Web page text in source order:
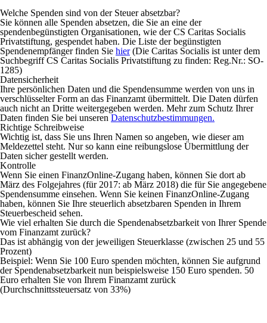
Welche Spenden sind von der Steuer absetzbar?
Sie können alle Spenden absetzen, die Sie an eine der
spendenbegünstigten Organisationen, wie der CS Caritas Socialis
Privatstiftung, gespendet haben. Die Liste der begünstigten
Spendenempfänger finden Sie hier(Die Caritas Socialis ist unter dem
SuchbegriffCS Caritas Socialis Privatstiftung zu finden: Reg.Nr.: SO-
1285)
Datensicherheit
Ihre persönlichen Daten und die Spendensumme werden von uns in
verschlüsselter Form an das Finanzamt übermittelt. Die Daten dürfen
auch nicht an Dritte weitergegeben werden. Mehr zum Schutz Ihrer
Daten finden Sie bei unseren Datenschutzbestimmungen.
Richtige Schreibweise
Wichtig ist, dass Sie uns Ihren Namen so angeben, wie dieser am
Meldezettel steht. Nur so kann eine reibungslose Übermittlung der
Daten sicher gestellt werden.
Kontrolle
Wenn Sie einen FinanzOnline-Zugang haben, können Sie dort ab
März des Folgejahres (für 2017: ab März 2018) die für Sie angegebene
Spendensumme einsehen. Wenn Sie keinen FinanzOnline-Zugang
haben, können Sie Ihre steuerlich absetzbaren Spenden in Ihrem
Steuerbescheid sehen.
Wie viel erhalten Sie durch die Spendenabsetzbarkeit von Ihrer Spende
vom Finanzamt zurück?
Das ist abhängig von der jeweiligen Steuerklasse (zwischen 25 und 55
Prozent)
Beispiel: Wenn Sie 100 Euro spenden möchten, können Sie aufgrund
der Spendenabsetzbarkeit nun beispielsweise 150 Euro spenden. 50
Euro erhalten Sie von Ihrem Finanzamt zurück
(Durchschnittssteuersatz von 33%)